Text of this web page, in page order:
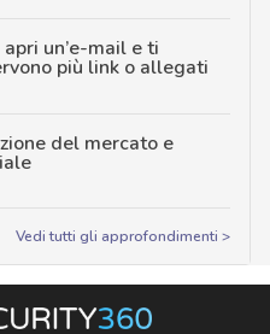
un’e-mail e ti
più link o allegati
del mercato e
Vedi tutti gli approfondimenti >